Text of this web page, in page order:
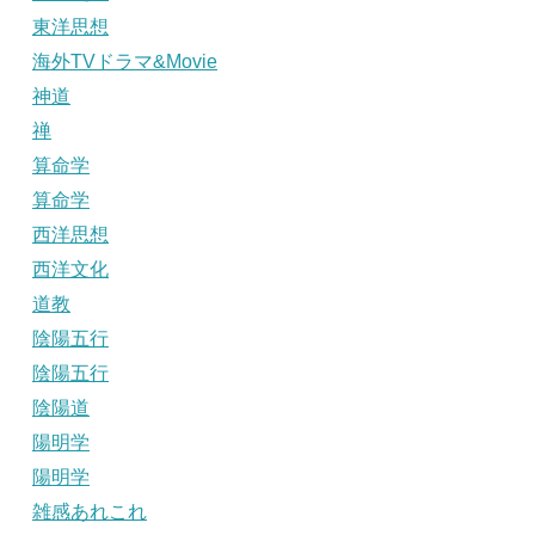
東洋思想
海外TVドラマ&Movie
神道
禅
算命学
算命学
西洋思想
西洋文化
道教
陰陽五行
陰陽五行
陰陽道
陽明学
陽明学
雑感あれこれ